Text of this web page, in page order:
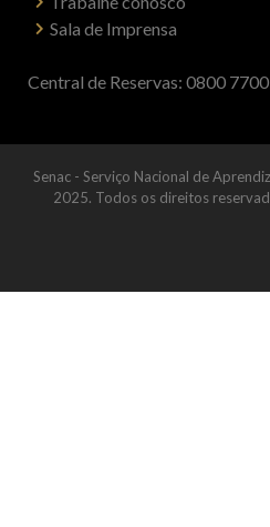
Sala de Imprensa
Central de Reservas: 0800
Senac - Serviço Nacional de
2025. Todos os direitos